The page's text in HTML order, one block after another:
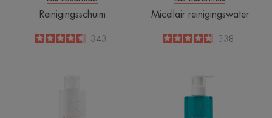
Reinigingsschuim
4.6
/
5
343
Micellair reinigingswater
4.8
/
5
338